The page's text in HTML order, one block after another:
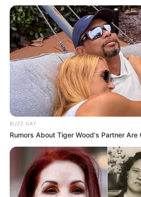
BUZZ DAY
Rumors About Tiger Wood's Partner Are